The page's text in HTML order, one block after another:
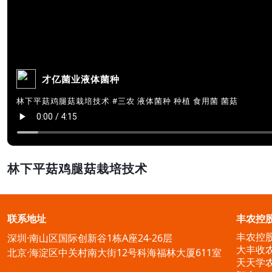
才亿菌业液体菌种
林下平菇鸡腿菇栽培技术 #三农 液体菌种 种植 食用菌 菌菇
林下平菇鸡腿菇栽培技术
联系地址
深圳·南山区国际创新谷1栋A座24-26层
北京·海淀区中关村南大街12号科海福林大厦611室
丰农控
丰农控
大丰收
天天学